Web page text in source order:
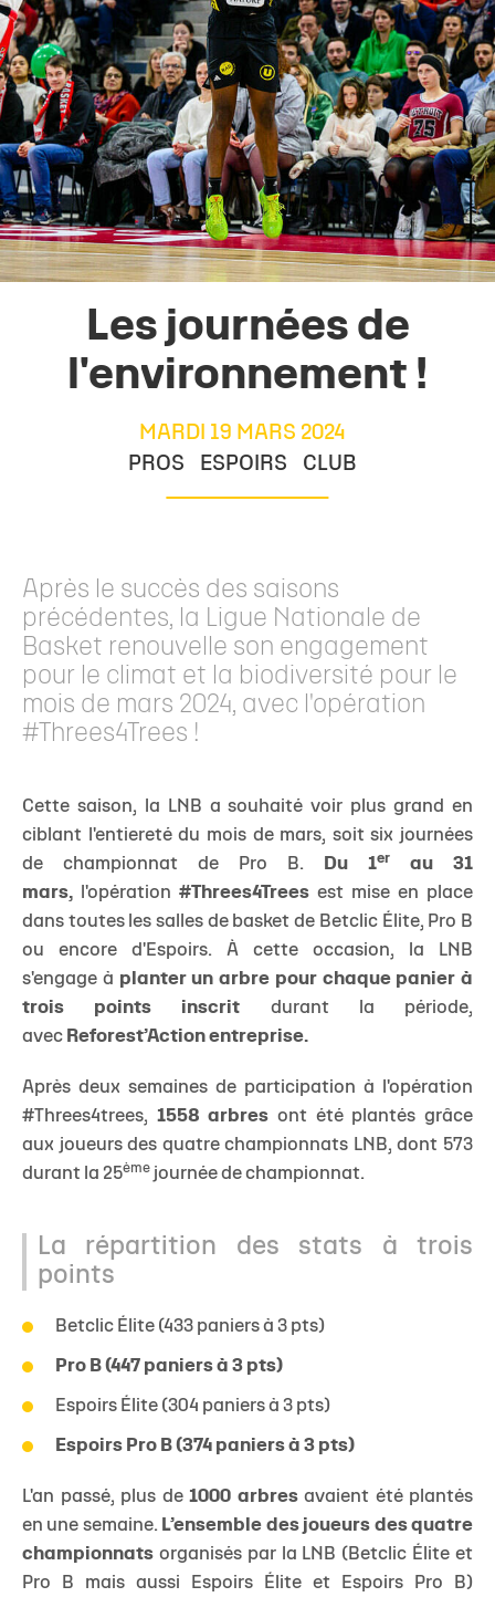
Les journées de
l'environnement !
MARDI 19 MARS 2024
PROS
ESPOIRS CLUB
Après le succès des saisons
précédentes, la Ligue Nationale de
Basket renouvelle son engagement
pour le climat et la biodiversité pour le
mois de mars 2024, avec l'opération
#Threes4Trees !
Cette saison, la LNB a souhaité voir plus grand en
ciblant l'entiereté du mois de mars, soit six journées
de championnat de Pro B.
Du 1er
au 31
mars,
l'opération #Threes4Trees est mise en place
dans toutes les salles de basket de Betclic Élite, Pro B
ou encore d'Espoirs. À cette occasion, la LNB
s'engage à planter un arbre pour chaque panier à
trois points inscrit durant la période,
avec Reforest’Action entreprise.
Après deux semaines de participation à l'opération
#Threes4trees, 1558 arbres ont été plantés grâce
aux joueurs des quatre championnats LNB, dont 573
durant la 25ème journée de championnat.
La répartition des stats à trois
points
Betclic Élite (433 paniers à 3 pts)
Pro B (447 paniers à 3 pts)
Espoirs Élite (304 paniers à 3 pts)
Espoirs Pro B (374 paniers à 3 pts)
L'an passé, plus de 1000 arbresavaient été plantés
en une semaine. L’ensemble des joueurs des quatre
championnats organisés par la LNB (Betclic Élite et
Pro B mais aussi Espoirs Élite et Espoirs Pro B)